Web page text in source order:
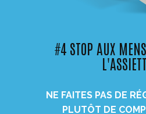
#4 STOP AUX
NE FAITES PAS DE
PLUTÔT DE